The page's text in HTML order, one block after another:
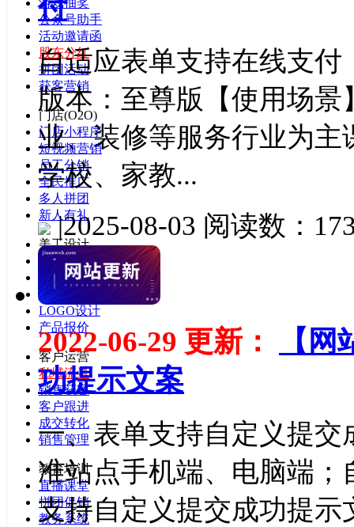
游戏抽奖
公众号助手
活动邀请函
股东分红
拼团活动
获客营销
门店(O2O)
门店小程序
短视频营销
员工分销
全民推广
多人拼团
新人有礼
美工设计
云图模板
云图设计
横幅设计
LOGO设计
产品报价
客户运营
私域流量
销售获客
客户跟进
成交转化
销售管理
教育培训
直播课堂
拼团促销
教务系统
付
自适应表单支持在线支
版本：至尊版【使用场
业、装修等服务行业为
学校、家教...
|2025-08-03 阅读数：
2022-06-29 更新：
【
功提示文案
一、表单支持自定义提
准站点手机端、电脑端
支持自定义提交成功提